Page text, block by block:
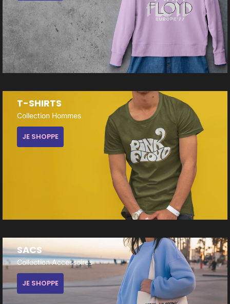
T-SHIRTS
Collection Hommes
JE SHOPPE
SACS
Collection Accessoires
JE SHOPPE